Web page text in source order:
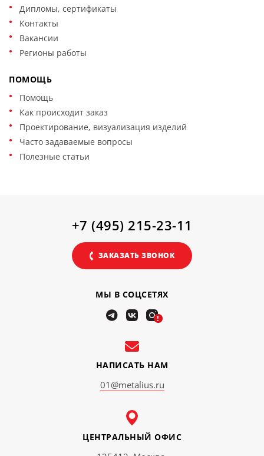
Дипломы, сертификаты
Контакты
Вакансии
Регионы работы
ПОМОЩЬ
Помощь
Как происходит заказ
Проектирование, визуализация изделий
Часто задаваемые вопросы
Полезные статьи
ЦЕНТРАЛЬНЫЙ ОФИС
НАПИСАТЬ НАМ
01@metalius.ru
МЫ В СОЦСЕТЯХ
!
+7 (495) 215-23-11
ЗАКАЗАТЬ ЗВОНОК